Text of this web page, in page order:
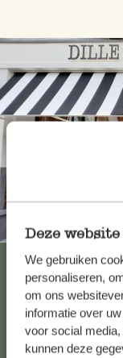
Deze
We gebruiken
personaliseren,
om ons
informatie over
voor social
kunnen deze
Immer
Alle 62